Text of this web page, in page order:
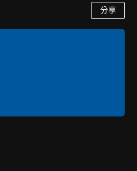
分享